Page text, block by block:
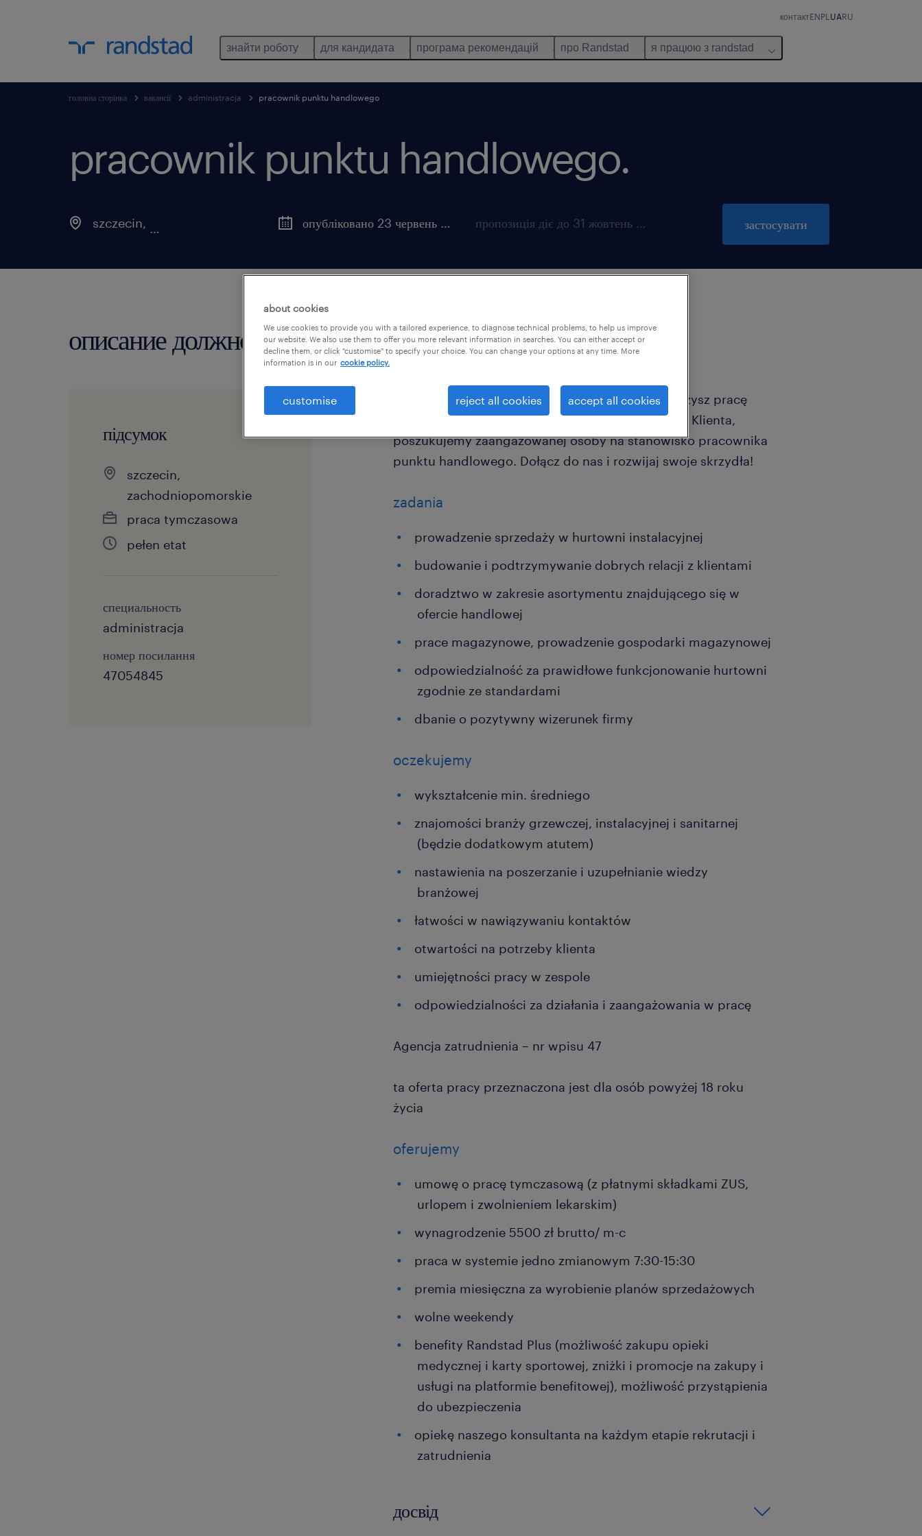
контактENPL UARU
знайти роботу для кандидата програма рекомендацій про Randstad я працюю з randstad
головна сторінка вакансії administracja pracownik punktu handlowego
pracownik punktu handlowego.
szczecin, опубліковано 23 червень 2026 пропозиція діє до 31 жовтень 2026 застосувати
описание должности
підсумок
szczecin,
zachodniopomorskie
praca tymczasowa
pełen etat
специальность
administracja
номер посилання
47054845
Szukasz stabilnego zatrudnienia, w którym połączysz pracę
biurową z dynamicznym działaniem? Dla naszego Klienta,
poszukujemy zaangażowanej osoby na stanowisko pracownika
punktu handlowego. Dołącz do nas i rozwijaj swoje skrzydła!
zadania
prowadzenie sprzedaży w hurtowni instalacyjnej
budowanie i podtrzymywanie dobrych relacji z klientami
doradztwo w zakresie asortymentu znajdującego się w
ofercie handlowej
prace magazynowe, prowadzenie gospodarki magazynowej
odpowiedzialność za prawidłowe funkcjonowanie hurtowni
zgodnie ze standardami
dbanie o pozytywny wizerunek firmy
oczekujemy
wykształcenie min. średniego
znajomości branży grzewczej, instalacyjnej i sanitarnej
(będzie dodatkowym atutem)
nastawienia na poszerzanie i uzupełnianie wiedzy
branżowej
łatwości w nawiązywaniu kontaktów
otwartości na potrzeby klienta
umiejętności pracy w zespole
odpowiedzialności za działania i zaangażowania w pracę
Agencja zatrudnienia – nr wpisu 47
ta oferta pracy przeznaczona jest dla osób powyżej 18 roku
życia
oferujemy
umowę o pracę tymczasową (z płatnymi składkami ZUS,
urlopem i zwolnieniem lekarskim)
wynagrodzenie 5500 zł brutto/ m-c
praca w systemie jedno zmianowym 7:30-15:30
premia miesięczna za wyrobienie planów sprzedażowych
wolne weekendy
benefity Randstad Plus (możliwość zakupu opieki
medycznej i karty sportowej, zniżki i promocje na zakupy i
usługi na platformie benefitowej), możliwość przystąpienia
do ubezpieczenia
opiekę naszego konsultanta na każdym etapie rekrutacji i
zatrudnienia
досвід
about cookies
We use cookies to provide you with a tailored experience, to diagnose technical problems, to help us improve
our website. We also use them to offer you more relevant information in searches. You can either accept or
decline them, or click "customise" to specify your choice. You can change your options at any time. More
information is in our cookie policy.
customise reject all cookies accept all cookies